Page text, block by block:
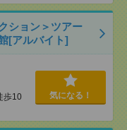
ション＞ツアー
[アルバイト]
歩10
気になる！